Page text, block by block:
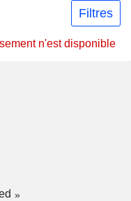
Filtres
n'est disponible